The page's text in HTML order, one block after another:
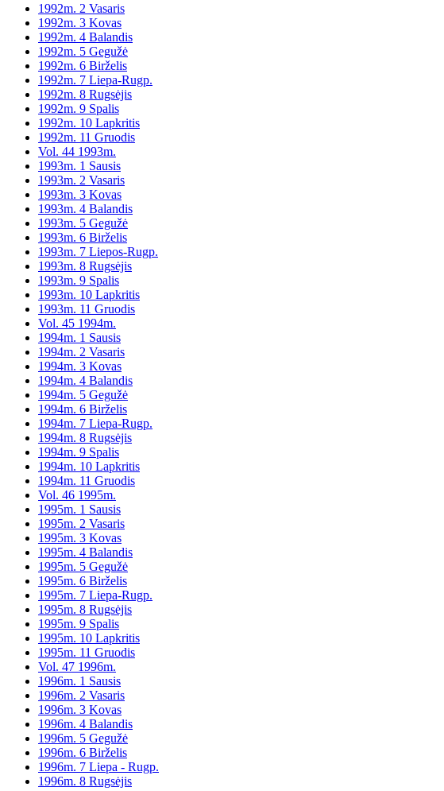
1992m. 2 Vasaris
1992m. 3 Kovas
1992m. 4 Balandis
1992m. 5 Gegužė
1992m. 6 Birželis
1992m. 7 Liepa-Rugp.
1992m. 8 Rugsėjis
1992m. 9 Spalis
1992m. 10 Lapkritis
1992m. 11 Gruodis
Vol. 44 1993m.
1993m. 1 Sausis
1993m. 2 Vasaris
1993m. 3 Kovas
1993m. 4 Balandis
1993m. 5 Gegužė
1993m. 6 Birželis
1993m. 7 Liepos-Rugp.
1993m. 8 Rugsėjis
1993m. 9 Spalis
1993m. 10 Lapkritis
1993m. 11 Gruodis
Vol. 45 1994m.
1994m. 1 Sausis
1994m. 2 Vasaris
1994m. 3 Kovas
1994m. 4 Balandis
1994m. 5 Gegužė
1994m. 6 Birželis
1994m. 7 Liepa-Rugp.
1994m. 8 Rugsėjis
1994m. 9 Spalis
1994m. 10 Lapkritis
1994m. 11 Gruodis
Vol. 46 1995m.
1995m. 1 Sausis
1995m. 2 Vasaris
1995m. 3 Kovas
1995m. 4 Balandis
1995m. 5 Gegužė
1995m. 6 Birželis
1995m. 7 Liepa-Rugp.
1995m. 8 Rugsėjis
1995m. 9 Spalis
1995m. 10 Lapkritis
1995m. 11 Gruodis
Vol. 47 1996m.
1996m. 1 Sausis
1996m. 2 Vasaris
1996m. 3 Kovas
1996m. 4 Balandis
1996m. 5 Gegužė
1996m. 6 Birželis
1996m. 7 Liepa - Rugp.
1996m. 8 Rugsėjis